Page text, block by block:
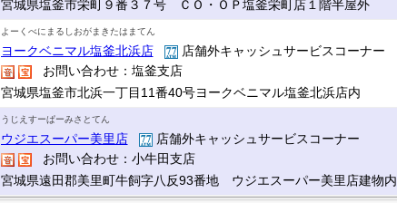
宮城県塩釜市栄町９番３７号 ＣＯ・ＯＰ塩釜栄町店１階半屋外
よーくべにまるしおがまきたはまてん
ヨークベニマル塩釜北浜店
店舗外キャッシュサービスコーナー
お問い合わせ：塩釜支店
宮城県塩釜市北浜一丁目11番40号ヨークベニマル塩釜北浜店内
うじえすーぱーみさとてん
ウジエスーパー美里店
店舗外キャッシュサービスコーナー
お問い合わせ：小牛田支店
宮城県遠田郡美里町牛飼字八反93番地 ウジエスーパー美里店建物内